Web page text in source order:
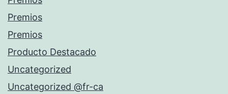
Premios
Premios
Producto Destacado
Uncategorized
Uncategorized @fr-ca